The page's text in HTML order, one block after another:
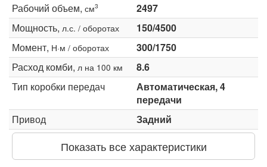
Рабочий объем, см3
2497
Мощность, л.с. / оборотах
150/4500
Момент, Н·м / оборотах
300/1750
Расход комби, л на 100 км
8.6
Тип коробки передач
Автоматическая, 4
передачи
Привод
Задний
Показать все характеристики